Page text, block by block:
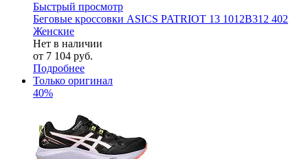
Быстрый просмотр
Беговые кроссовки ASICS PATRIOT 13 1012B312 402
Женские
Нет в наличии
от 7 104 руб.
Подробнее
Только оригинал
40%